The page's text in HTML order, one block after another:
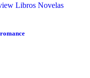
Libros Novelas